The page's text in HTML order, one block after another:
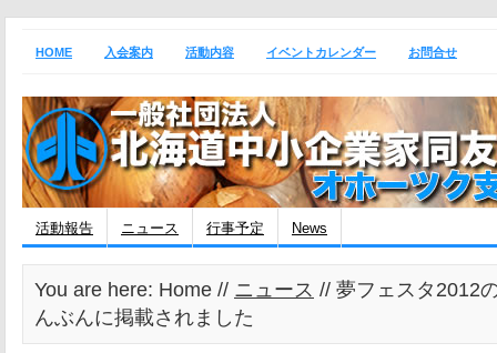
HOME 入会案内 活動内容 イベントカレンダー お問合せ
活動報告 ニュース 行事予定 News
You are here: Home // ニュース // 夢フェスタ2012
んぶんに掲載されました